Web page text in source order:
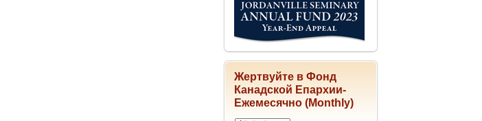
Жертвуйте в Фонд
Канадской Епархии-
Ежемесячно (Monthly)